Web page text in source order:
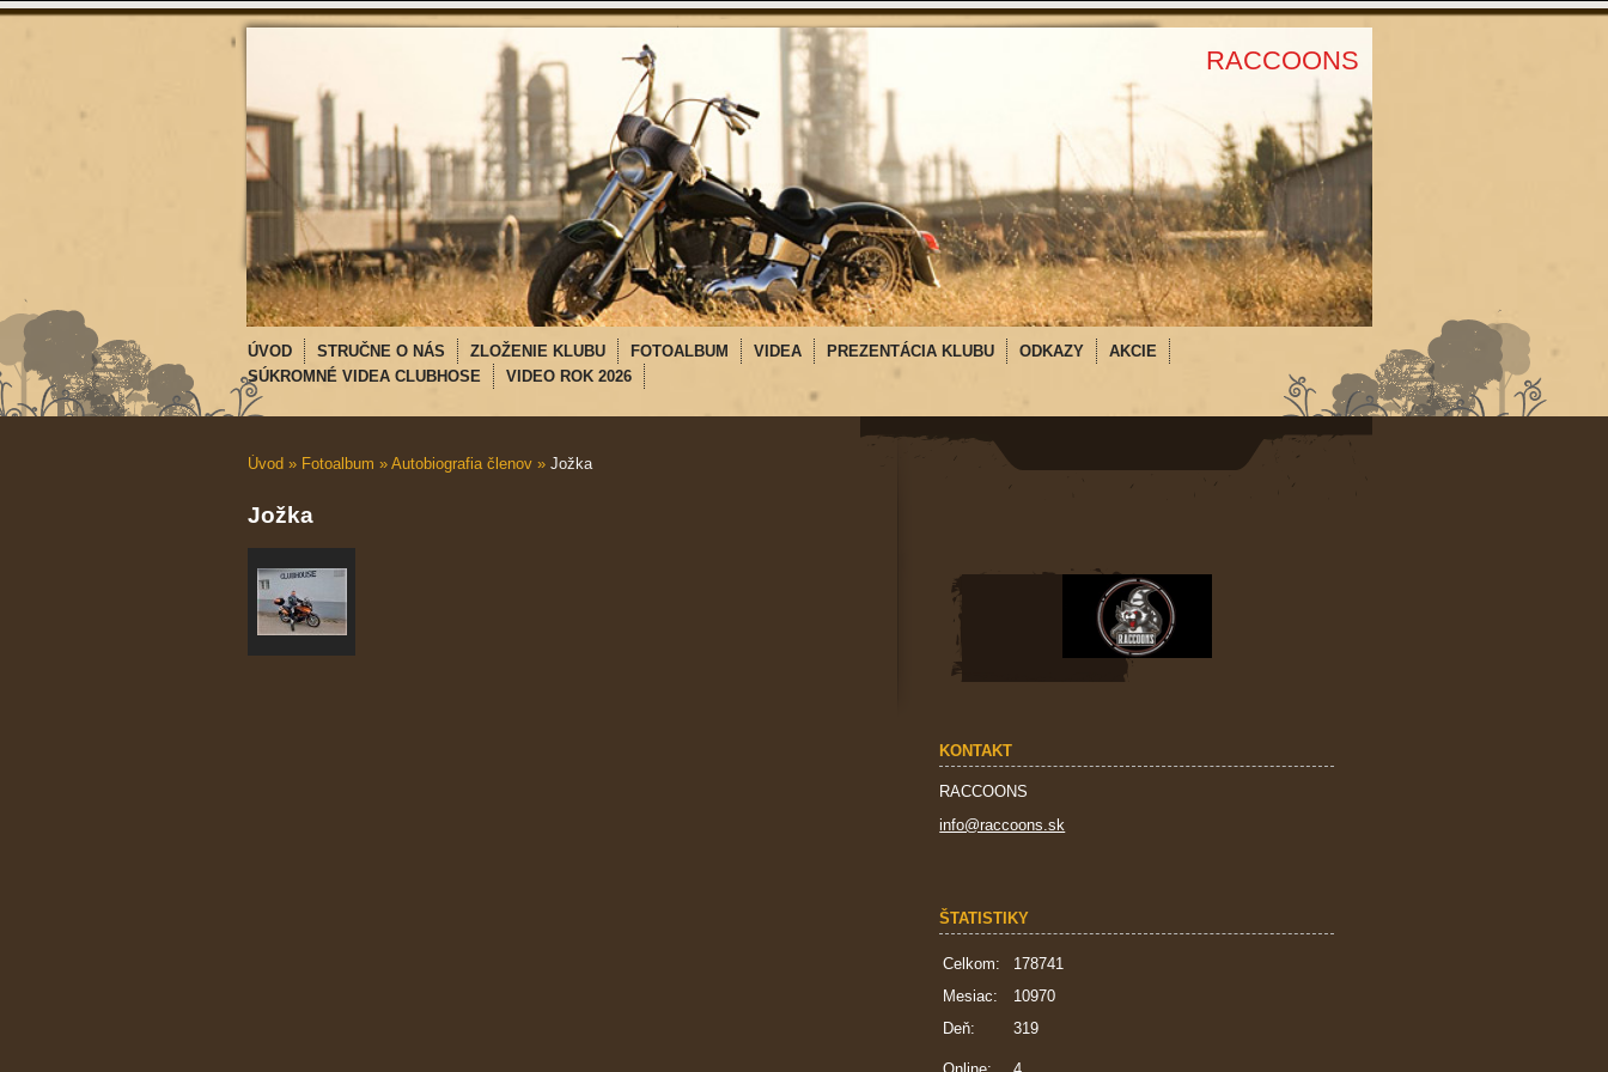
RACCOONS
ÚVOD STRUČNE O NÁS ZLOŽENIE KLUBU FOTOALBUM VIDEA PREZENTÁCIA KLUBU ODKAZY
AKCIE
SÚKROMNÉ VIDEA CLUBHOSE
VIDEO ROK 2026
Úvod » Fotoalbum » Autobiografia členov » Jožka
Jožka
KONTAKT
RACCOONS
info@raccoons.sk
ŠTATISTIKY
Celkom:
178741
Mesiac:
10970
Deň:
319